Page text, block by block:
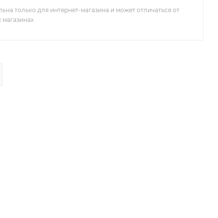
только для интернет-магазина и может отличаться от